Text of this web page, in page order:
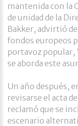
mantenida con la
de unidad de la
Bakker, advirtió
fondos europeos
portavoz popular,
se aborda este
Un año después,
revisarse el acta
reclamó que se
escenario